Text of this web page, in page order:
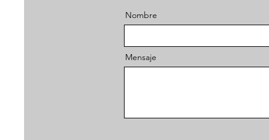
Nombre
Mensaje